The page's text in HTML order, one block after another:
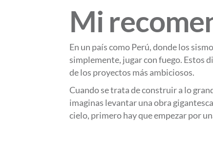
Mi
En un país como Perú, donde los
simplemente, jugar con fuego. Estos
de los proyectos más ambiciosos.
Cuando se trata de construir a lo
imaginas levantar una obra
cielo, primero hay que empezar por